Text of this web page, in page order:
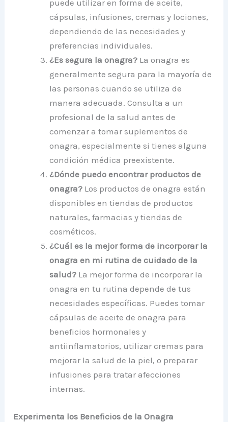
puede utilizar en forma de aceite,
cápsulas, infusiones, cremas y lociones,
dependiendo de las necesidades y
preferencias individuales.
¿Es segura la onagra? La onagra es
generalmente segura para la mayoría de
las personas cuando se utiliza de
manera adecuada. Consulta a un
profesional de la salud antes de
comenzar a tomar suplementos de
onagra, especialmente si tienes alguna
condición médica preexistente.
¿Dónde puedo encontrar productos de
onagra? Los productos de onagra están
disponibles en tiendas de productos
naturales, farmacias y tiendas de
cosméticos.
¿Cuál es la mejor forma de incorporar la
onagra en mi rutina de cuidado de la
salud? La mejor forma de incorporar la
onagra en tu rutina depende de tus
necesidades específicas. Puedes tomar
cápsulas de aceite de onagra para
beneficios hormonales y
antiinflamatorios, utilizar cremas para
mejorar la salud de la piel, o preparar
infusiones para tratar afecciones
internas.
Experimenta los Beneficios de la Onagra